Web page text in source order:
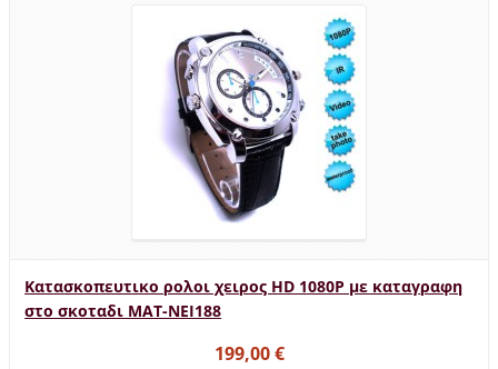
Κατασκοπευτικο ρολοι χειρος HD 1080P με καταγραφη
στο σκοταδι MAT-NEI188
199,00 €